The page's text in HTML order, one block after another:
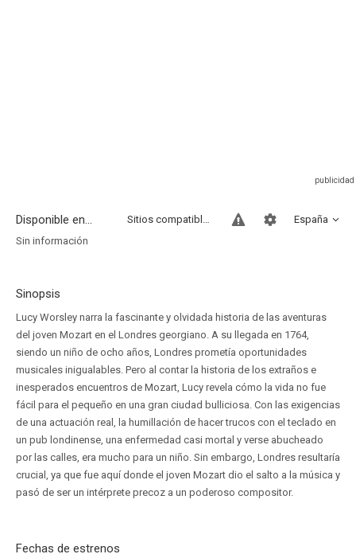
Disponible en... España
Sitios compatibles
Sin información
Sinopsis
Lucy Worsley narra la fascinante y olvidada historia de las aventuras
del joven Mozart en el Londres georgiano. A su llegada en 1764,
siendo un niño de ocho años, Londres prometía oportunidades
musicales inigualables. Pero al contar la historia de los extraños e
inesperados encuentros de Mozart, Lucy revela cómo la vida no fue
fácil para el pequeño en una gran ciudad bulliciosa. Con las exigencias
de una actuación real, la humillación de hacer trucos con el teclado en
un pub londinense, una enfermedad casi mortal y verse abucheado
por las calles, era mucho para un niño. Sin embargo, Londres resultaría
crucial, ya que fue aquí donde el joven Mozart dio el salto a la música y
pasó de ser un intérprete precoz a un poderoso compositor.
Fechas de estrenos